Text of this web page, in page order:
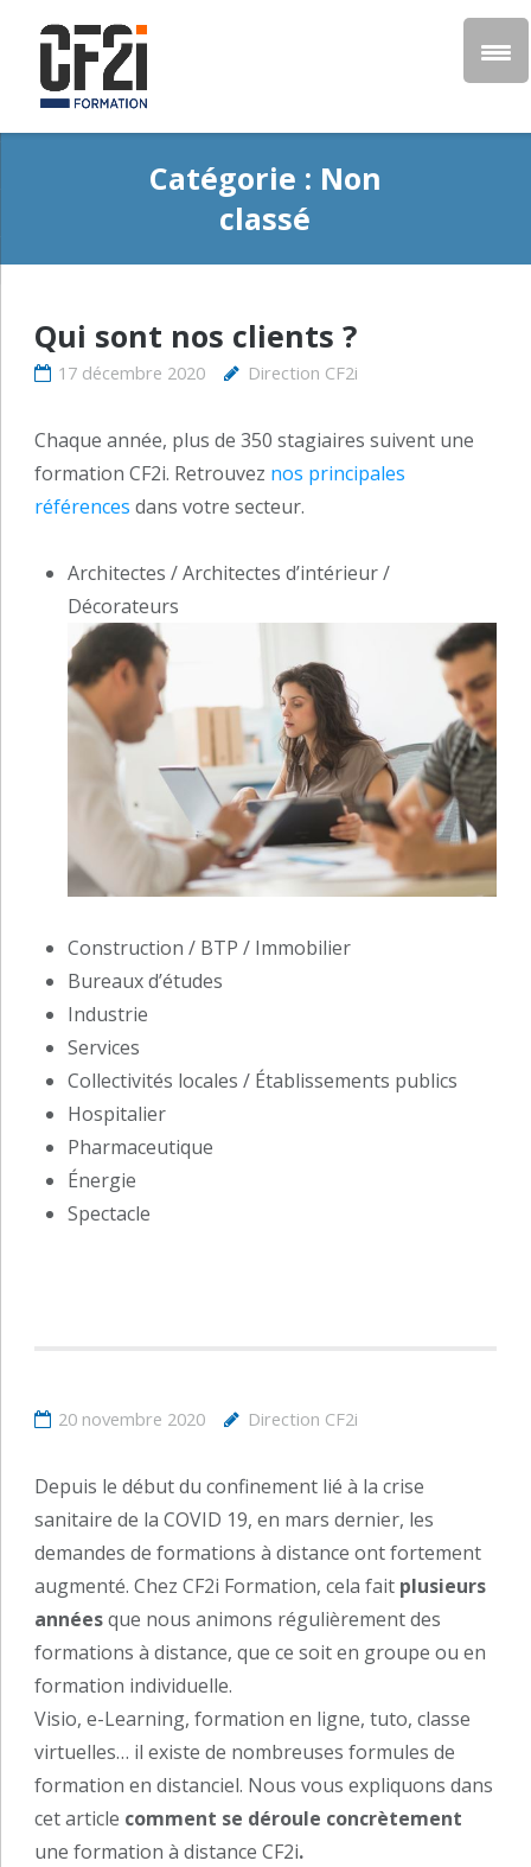
Catégorie : Non
classé
Qui sont nos clients ?
17 décembre 2020 Direction CF2i
Chaque année, plus de 350 stagiaires suivent une
formation CF2i. Retrouvez nos principales
références dans votre secteur.
Architectes / Architectes d’intérieur /
Décorateurs
Construction / BTP / Immobilier
Bureaux d’études
Industrie
Services
Collectivités locales / Établissements publics
Hospitalier
Pharmaceutique
Énergie
Spectacle
20 novembre 2020 Direction CF2i
Depuis le début du confinement lié à la crise
sanitaire de la COVID 19, en mars dernier, les
demandes de formations à distance ont fortement
augmenté. Chez CF2i Formation, cela fait plusieurs
annéesque nous animons régulièrement des
formations à distance, que ce soit en groupe ou en
formation individuelle.
Visio, e-Learning, formation en ligne, tuto, classe
virtuelles… il existe de nombreuses formules de
formation en distanciel. Nous vous expliquons dans
cet article comment se déroule concrètement
une formation à distance CF2i.